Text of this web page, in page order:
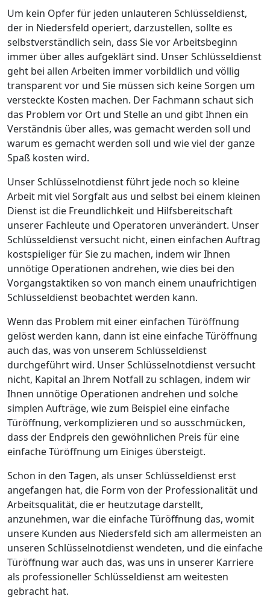
Um kein Opfer für jeden unlauteren Schlüsseldienst,
der in Niedersfeld operiert, darzustellen, sollte es
selbstverständlich sein, dass Sie vor Arbeitsbeginn
immer über alles aufgeklärt sind. Unser Schlüsseldienst
geht bei allen Arbeiten immer vorbildlich und völlig
transparent vor und Sie müssen sich keine Sorgen um
versteckte Kosten machen. Der Fachmann schaut sich
das Problem vor Ort und Stelle an und gibt Ihnen ein
Verständnis über alles, was gemacht werden soll und
warum es gemacht werden soll und wie viel der ganze
Spaß kosten wird.
Unser Schlüsselnotdienst führt jede noch so kleine
Arbeit mit viel Sorgfalt aus und selbst bei einem kleinen
Dienst ist die Freundlichkeit und Hilfsbereitschaft
unserer Fachleute und Operatoren unverändert. Unser
Schlüsseldienst versucht nicht, einen einfachen Auftrag
kostspieliger für Sie zu machen, indem wir Ihnen
unnötige Operationen andrehen, wie dies bei den
Vorgangstaktiken so von manch einem unaufrichtigen
Schlüsseldienst beobachtet werden kann.
Wenn das Problem mit einer einfachen Türöffnung
gelöst werden kann, dann ist eine einfache Türöffnung
auch das, was von unserem Schlüsseldienst
durchgeführt wird. Unser Schlüsselnotdienst versucht
nicht, Kapital an Ihrem Notfall zu schlagen, indem wir
Ihnen unnötige Operationen andrehen und solche
simplen Aufträge, wie zum Beispiel eine einfache
Türöffnung, verkomplizieren und so ausschmücken,
dass der Endpreis den gewöhnlichen Preis für eine
einfache Türöffnung um Einiges übersteigt.
Schon in den Tagen, als unser Schlüsseldienst erst
angefangen hat, die Form von der Professionalität und
Arbeitsqualität, die er heutzutage darstellt,
anzunehmen, war die einfache Türöffnung das, womit
unsere Kunden aus Niedersfeld sich am allermeisten an
unseren Schlüsselnotdienst wendeten, und die einfache
Türöffnung war auch das, was uns in unserer Karriere
als professioneller Schlüsseldienst am weitesten
gebracht hat.